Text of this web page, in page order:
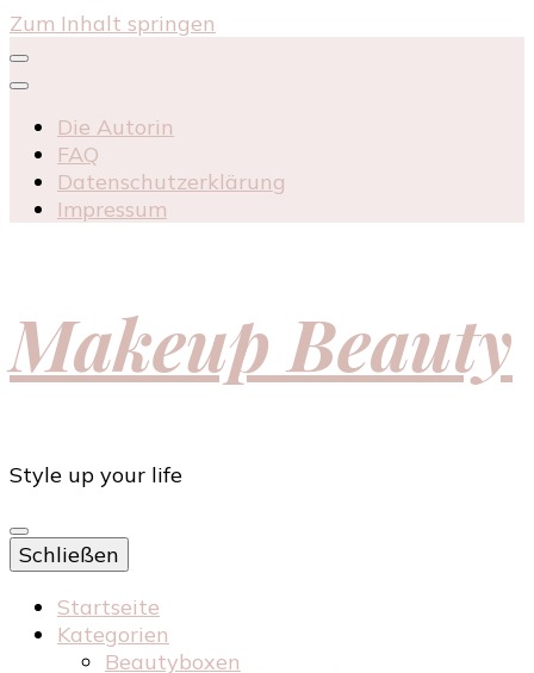
Zum Inhalt springen
Die Autorin
FAQ
Datenschutzerklärung
Impressum
Makeup Beauty
Style up your life
Schließen
Startseite
Kategorien
Beautyboxen